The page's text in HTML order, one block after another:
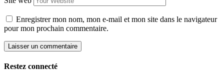
Enregistrer mon nom, mon e-mail et mon site dans le navigateur
pour mon prochain commentaire.
Restez connecté